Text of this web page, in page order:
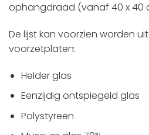
ophangdraad (vanaf 40 x 40
De lijst kan voorzien worden
voorzetplaten:
Helder glas
Eenzijdig ontspiegeld glas
Polystyreen